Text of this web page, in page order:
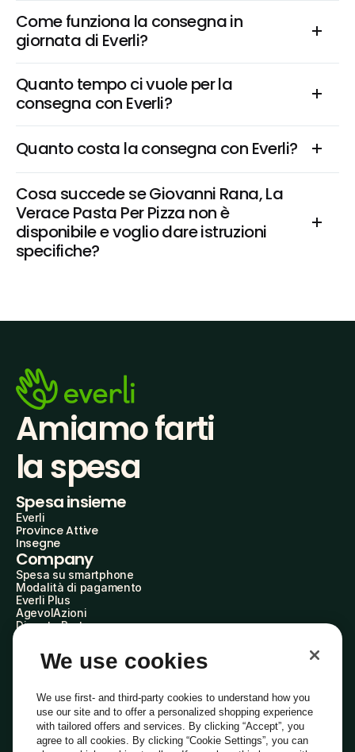
Come funziona la consegna in
giornata di Everli?
Quanto tempo ci vuole per la
consegna con Everli?
Quanto costa la consegna con Everli?
Cosa succede se Giovanni Rana, La
Verace Pasta Per Pizza non è
disponibile e voglio dare istruzioni
specifiche?
Amiamo farti
la spesa
Spesa insieme
Everli
Province Attive
Insegne
Company
Spesa su smartphone
Modalità di pagamento
Everli Plus
AgevolAzioni
Diventa Partner
Everli Shoppers
About Us
Everli News
Domande frequenti
Lavora con noi
Diventa Shopper
Investitori
We use cookies
We use first- and third-party cookies to understand how you
use our site and to offer a personalized shopping experience
with tailored offers and services. By clicking “Accept”, you
agree to all cookies. By clicking “Cookie Settings”, you can